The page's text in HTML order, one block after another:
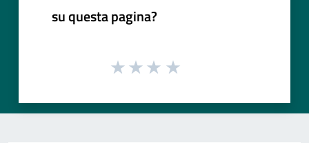
su questa pagina?